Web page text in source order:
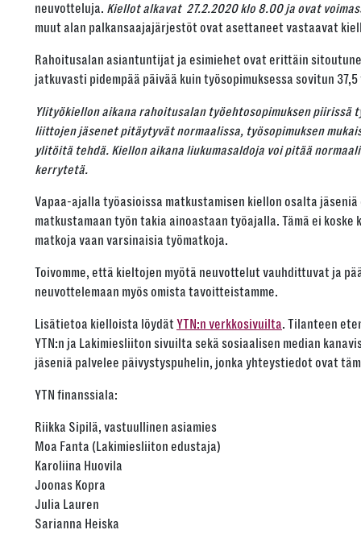
neuvotteluja. Kiellot alkavat 27.2.2020 klo 8.00 ja ovat
muut alan palkansaajajärjestöt ovat asettaneet vastaavat
Rahoitusalan asiantuntijat ja esimiehet ovat erittäin
jatkuvasti pidempää päivää kuin työsopimuksessa sovitun
Ylityökiellon aikana rahoitusalan työehtosopimuksen piirissä
liittojen jäsenet pitäytyvät normaalissa, työsopimuksen
ylitöitä tehdä. Kiellon aikana liukumasaldoja voi pitää
kerrytetä.
Vapaa-ajalla työasioissa matkustamisen kiellon osalta
matkustamaan työn takia ainoastaan työajalla. Tämä ei koske
matkoja vaan varsinaisia työmatkoja.
Toivomme, että kieltojen myötä neuvottelut vauhdittuvat ja
neuvottelemaan myös omista tavoitteistamme.
Lisätietoa kielloista löydät YTN:n verkkosivuilta. Tilanteen
YTN:n ja Lakimiesliiton sivuilta sekä sosiaalisen median
jäseniä palvelee päivystyspuhelin, jonka yhteystiedot ovat
YTN finanssiala:
Riikka Sipilä, vastuullinen asiamies
Moa Fanta (Lakimiesliiton edustaja)
Karoliina Huovila
Joonas Kopra
Julia Lauren
Sarianna Heiska